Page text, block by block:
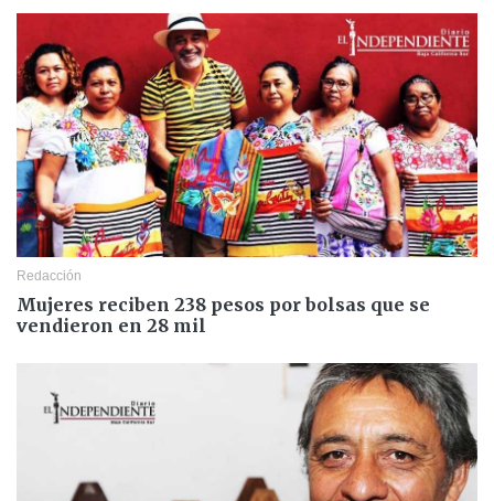
Redacción
Mujeres reciben 238 pesos por bolsas que se
vendieron en 28 mil